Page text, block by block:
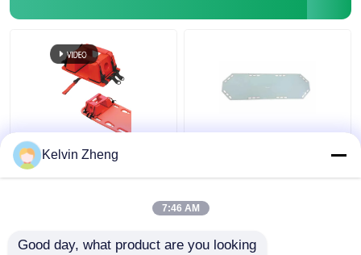
επιβιβάζεται στον
πτυσσόμενο καμβά
έκτακτης ανάγκης
Kelvin Zheng
7:46 AM
Good day, what product are you looking